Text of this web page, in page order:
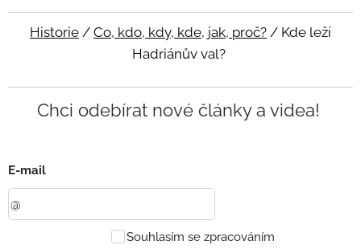
Historie / Co, kdo, kdy, kde, jak, proč? / Kde leží
Hadriánův val?
Chci odebírat nové články a videa!
E-mail
Souhlasím se zpracováním